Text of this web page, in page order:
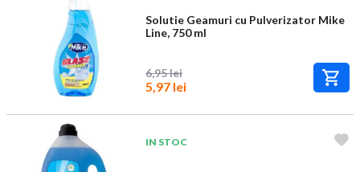
Solutie Geamuri cu Pulverizator Mike
Line, 750 ml
6,95 lei
5,97 lei
IN STOC